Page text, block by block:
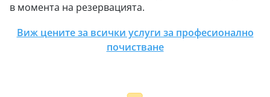
в момента на резервацията.
Виж цените за всички услуги за професионално
почистване